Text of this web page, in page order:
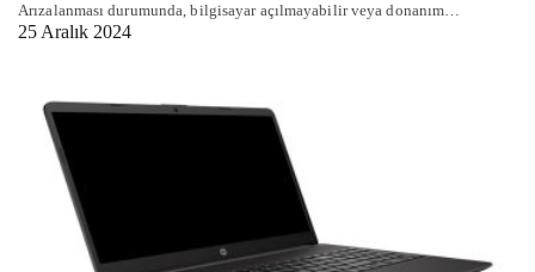
Arızalanması durumunda, bilgisayar açılmayabilir veya donanım…
25 Aralık 2024